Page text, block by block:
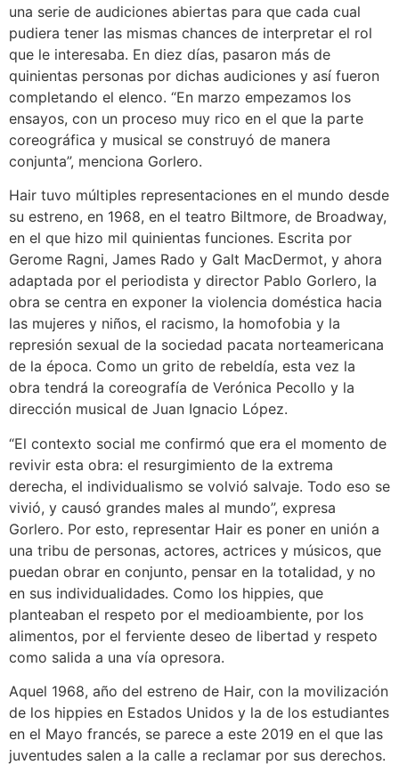
una serie de audiciones abiertas para que cada cual
pudiera tener las mismas chances de interpretar el rol
que le interesaba. En diez días, pasaron más de
quinientas personas por dichas audiciones y así fueron
completando el elenco. “En marzo empezamos los
ensayos, con un proceso muy rico en el que la parte
coreográfica y musical se construyó de manera
conjunta”, menciona Gorlero.
Hair tuvo múltiples representaciones en el mundo desde
su estreno, en 1968, en el teatro Biltmore, de Broadway,
en el que hizo mil quinientas funciones. Escrita por
Gerome Ragni, James Rado y Galt MacDermot, y ahora
adaptada por el periodista y director Pablo Gorlero, la
obra se centra en exponer la violencia doméstica hacia
las mujeres y niños, el racismo, la homofobia y la
represión sexual de la sociedad pacata norteamericana
de la época. Como un grito de rebeldía, esta vez la
obra tendrá la coreografía de Verónica Pecollo y la
dirección musical de Juan Ignacio López.
“El contexto social me confirmó que era el momento de
revivir esta obra: el resurgimiento de la extrema
derecha, el individualismo se volvió salvaje. Todo eso se
vivió, y causó grandes males al mundo”, expresa
Gorlero. Por esto, representar Hair es poner en unión a
una tribu de personas, actores, actrices y músicos, que
puedan obrar en conjunto, pensar en la totalidad, y no
en sus individualidades. Como los hippies, que
planteaban el respeto por el medioambiente, por los
alimentos, por el ferviente deseo de libertad y respeto
como salida a una vía opresora.
Aquel 1968, año del estreno de Hair, con la movilización
de los hippies en Estados Unidos y la de los estudiantes
en el Mayo francés, se parece a este 2019 en el que las
juventudes salen a la calle a reclamar por sus derechos.